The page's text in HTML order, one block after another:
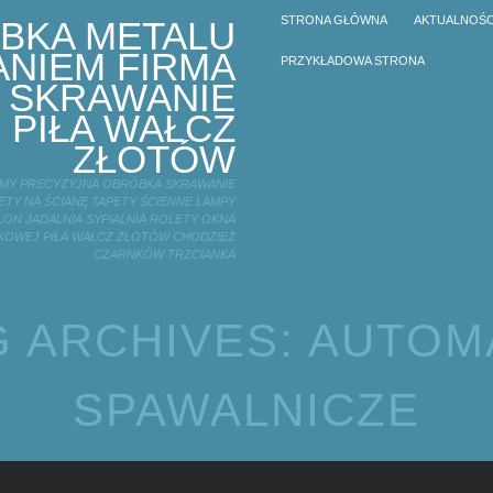
METALU
FIRMA
PIŁA WAŁCZ
ZŁOTÓW
PRECYZYJNA OBRÓBKA SKRAWANIE
NA ŚCIANĘ TAPETY ŚCIENNE LAMPY
JADALNIA SYPIALNIA ROLETY OKNA
PIŁA WAŁCZ ZŁOTÓW CHODZIEŻ
CZARNKÓW TRZCIANKA
STRONA GŁÓWNA
PRZYKŁADOWA STRONA
ARCHIVES:
SPAWALNICZE